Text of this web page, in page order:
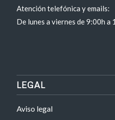
Atención telefónica y emails:
De lunes a viernes de 9:00h a
LEGAL
Aviso legal